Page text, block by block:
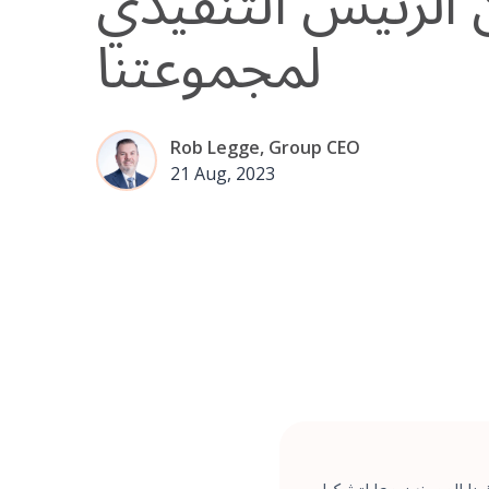
لمجموعتنا
Rob Legge, Group CEO
21 Aug, 2023